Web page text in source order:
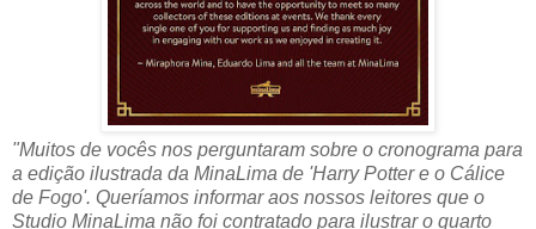
"Muitos de vocês nos perguntaram sobre o cronograma para
a edição ilustrada da MinaLima de 'Harry Potter e o Cálice
de Fogo'. Queríamos informar aos nossos leitores que o
Studio MinaLima não foi contratado para ilustrar o quarto